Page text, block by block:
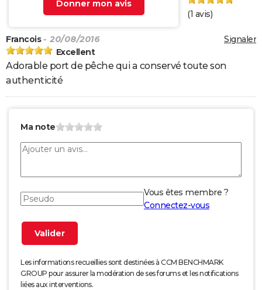
Donner mon avis
(1 avis)
Signaler
Francois- 20/08/2016
Excellent
Adorable port de pêche qui a conservé toute son
authenticité
Ma note
Vous êtes membre ?
Connectez-vous
Les informations recueillies sont destinées à CCM BENCHMARK
GROUP pour assurer la modération de ses forums et les notifications
liées aux interventions.